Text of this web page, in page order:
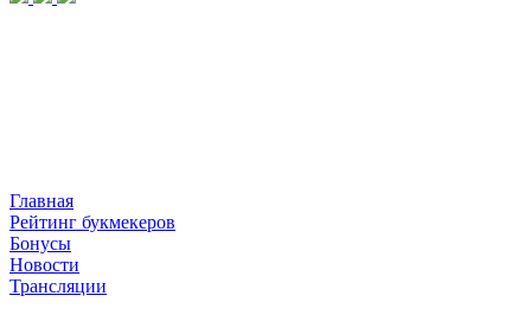
Главная
Рейтинг букмекеров
Бонусы
Новости
Трансляции